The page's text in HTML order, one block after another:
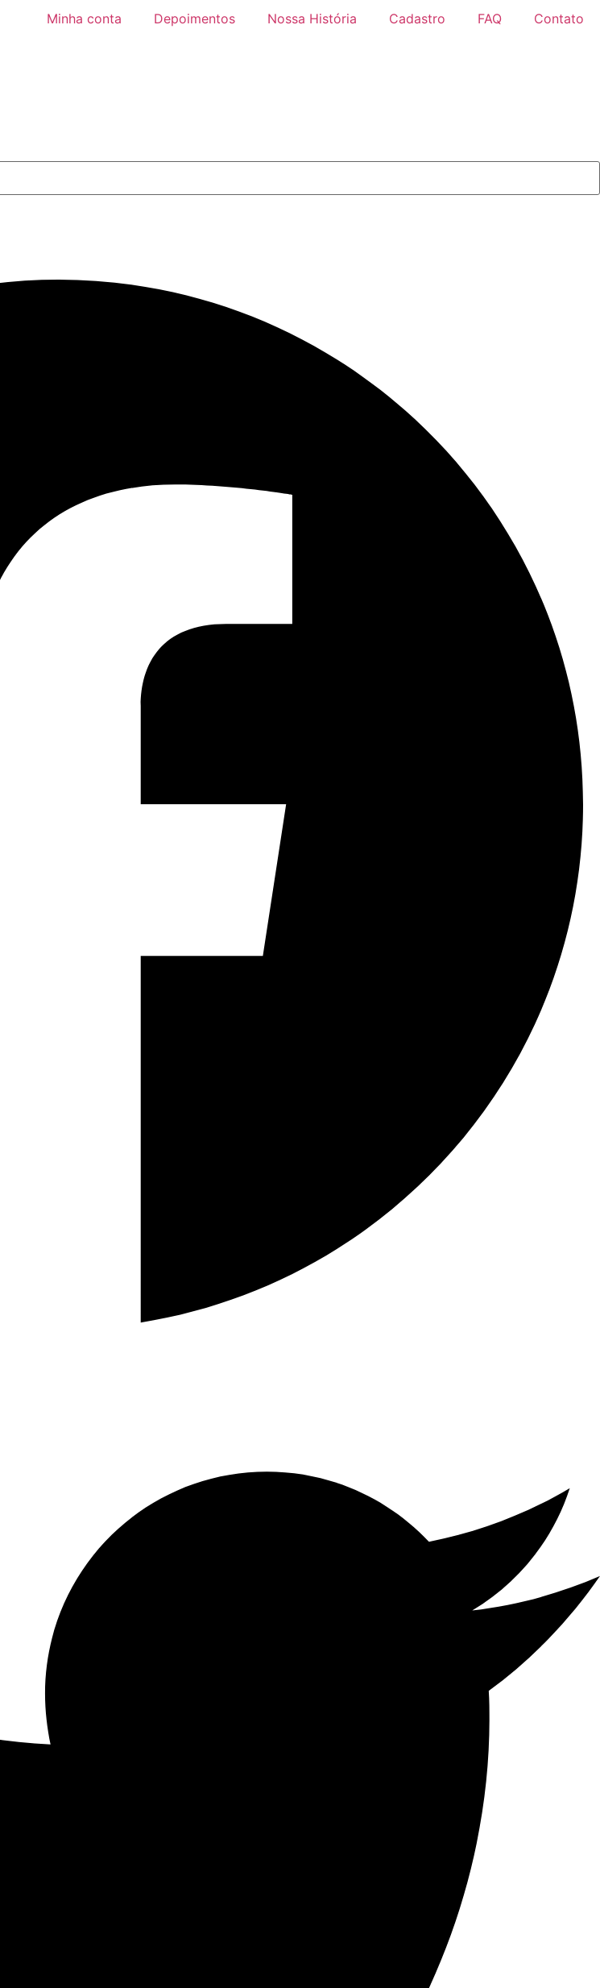
Minha conta Depoimentos Nossa História Cadastro FAQ
Contato